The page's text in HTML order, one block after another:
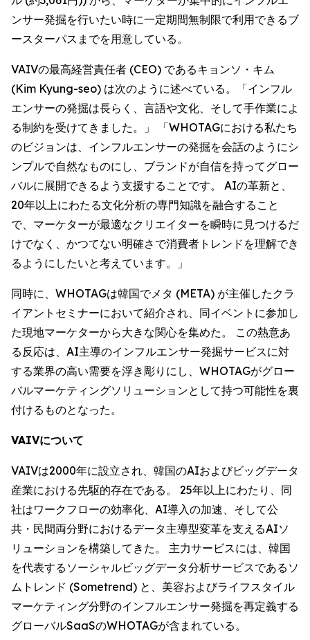
ンサー発掘を行いたい時に一定期間無制限で利用できるブ
ースターパスまでを用意している。
VAIVの最高経営責任者 (CEO) であるキョンソ・キム
(Kim Kyung-seo) は次のように述べている。「インフル
エンサーの発掘は長らく、言語や文化、そして手作業によ
る制約を受けてきました。」 「WHOTAGにおける私たち
のビジョンは、インフルエンサーの発掘を会話のようにシ
ンプルで自然なものにし、ブランドが自信を持ってグロー
バルに展開できるよう支援することです。 AIの革新と、
20年以上にわたる文化分析の専門知識を融合すること
で、マーケターが最適なクリエイターを瞬時に見つけるだ
けでなく、かつてない明確さで消費者トレンドを理解でき
るようにしたいと考えています。」
同時に、WHOTAGは韓国でメタ (META) が主催したクラ
イアントセミナーにおいて紹介され、同イベントに参加し
た現地マーケターから大きな関心を集めた。 この熱意あ
る反応は、AI主導のインフルエンサー発掘サービスに対
する業界の高い需要を浮き彫りにし、WHOTAGがグロー
バルマーケティングソリューションとして持つ可能性を裏
付けるものとなった。
VAIVについて
VAIVは2000年に設立され、韓国のAIおよびビッグデータ
産業における先駆的存在である。 25年以上にわたり、同
社はワークフローの効率化、AI導入の加速、そして公
共・民間両分野におけるデータ主導型変革を支えるAIソ
リューションを構築してきた。 主力サービスには、韓国
を代表するソーシャルビッグデータ分析サービスであるソ
ムトレンド (Sometrend) と、美容およびライフスタイル
マーケティング分野のインフルエンサー発掘を再定義する
グローバルSaaSのWHOTAGが含まれている。